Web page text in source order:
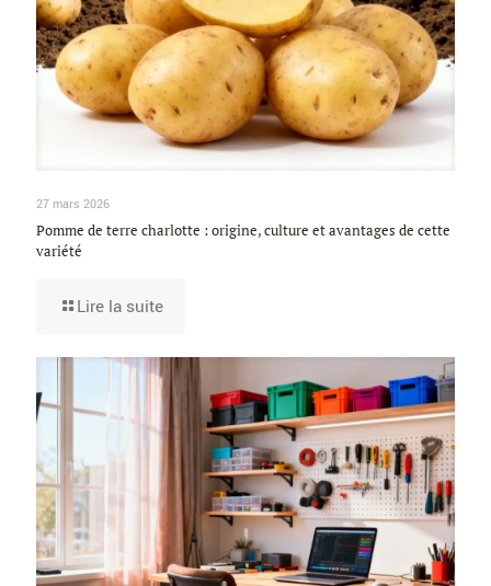
27 mars 2026
Pomme de terre charlotte : origine, culture et avantages de cette
variété
Lire la suite